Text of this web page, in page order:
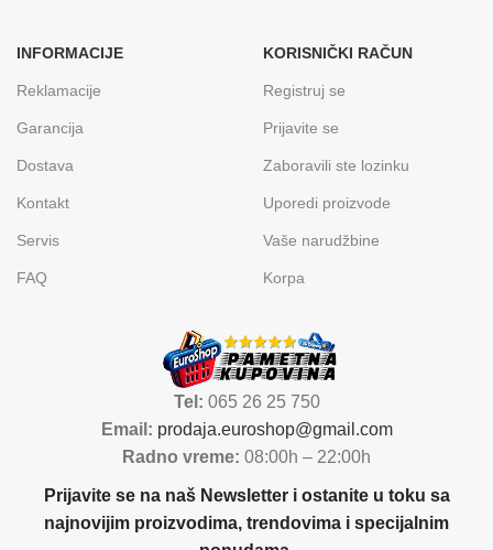
INFORMACIJE
Reklamacije
Garancija
Dostava
Kontakt
Servis
FAQ
KORISNIČKI RAČUN
Registruj se
Prijavite se
Zaboravili ste lozinku
Uporedi proizvode
Vaše narudžbine
Korpa
Tel: 065 26 25 750
Email: prodaja.euroshop@gmail.com
Radno vreme: 08:00h – 22:00h
Prijavite se na naš Newsletter i ostanite u toku sa
najnovijim proizvodima, trendovima i specijalnim